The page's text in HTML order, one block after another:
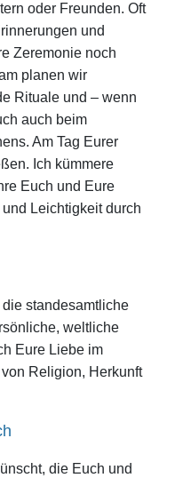
oder Freunden. Oft
und
Zeremonie noch
planen wir
Rituale und – wenn
auch beim
Am Tag Eurer
Ich kümmere
Euch und Eure
Leichtigkeit durch
standesamtliche
weltliche
Eure Liebe im
Religion, Herkunft
die Euch und